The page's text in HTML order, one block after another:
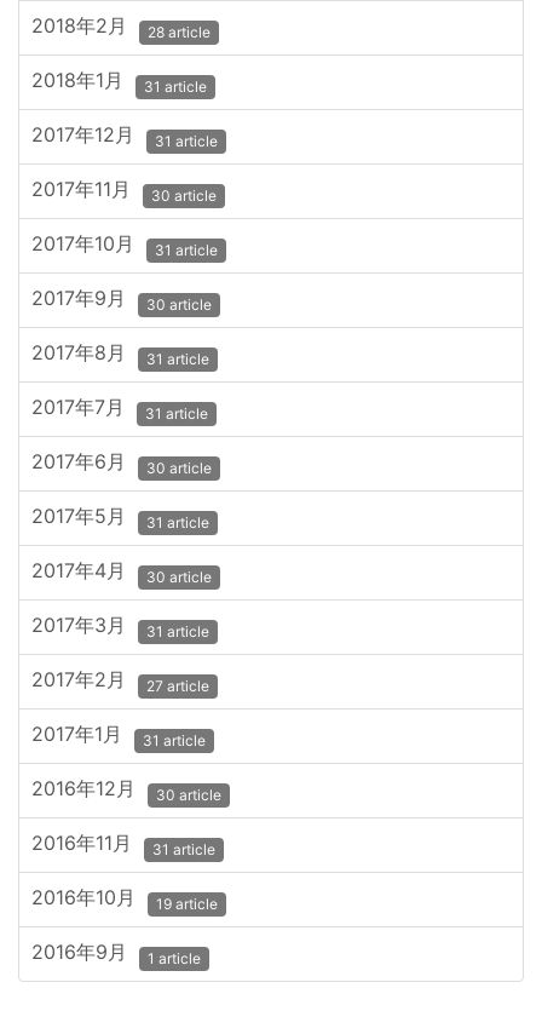
2018年2月 28 article
2018年1月 31 article
2017年12月 31 article
2017年11月 30 article
2017年10月 31 article
2017年9月 30 article
2017年8月 31 article
2017年7月 31 article
2017年6月 30 article
2017年5月 31 article
2017年4月 30 article
2017年3月 31 article
2017年2月 27 article
2017年1月 31 article
2016年12月 30 article
2016年11月 31 article
2016年10月 19 article
2016年9月 1 article